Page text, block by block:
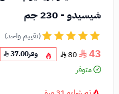
شيسيدو - 230 جم
(تقييم واحد)
43
80 وفر37.00
متوفر